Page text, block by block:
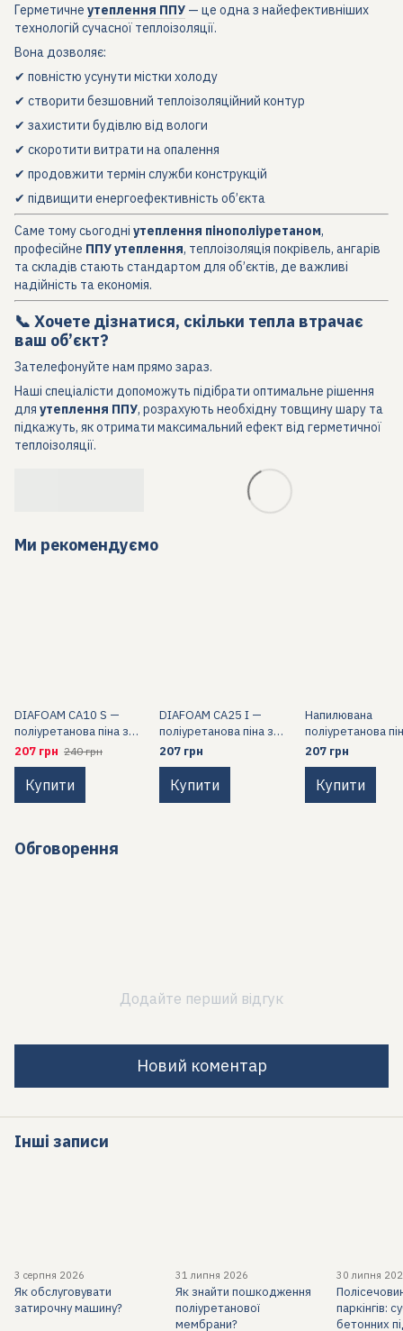
Герметичне утеплення ППУ — це одна з найефективніших
технологій сучасної теплоізоляції.
Вона дозволяє:
✔ повністю усунути містки холоду
✔ створити безшовний теплоізоляційний контур
✔ захистити будівлю від вологи
✔ скоротити витрати на опалення
✔ продовжити термін служби конструкцій
✔ підвищити енергоефективність об’єкта
Саме тому сьогодні утеплення пінополіуретаном,
професійне ППУ утеплення, теплоізоляція покрівель, ангарів
та складів стають стандартом для об’єктів, де важливі
надійність та економія.
📞 Хочете дізнатися, скільки тепла втрачає
ваш об’єкт?
Зателефонуйте нам прямо зараз.
Наші спеціалісти допоможуть підібрати оптимальне рішення
для утеплення ППУ, розрахують необхідну товщину шару та
підкажуть, як отримати максимальний ефект від герметичної
теплоізоляції.
Ми рекомендуємо
DIAFOAM CA10 S —
поліуретанова піна з
відкритими комірками
для напилення
207 грн 240 грн
Купити
DIAFOAM CA25 I —
поліуретанова піна з
відкритими комірками
для задувних
застосувань
207 грн
Купити
Напилювана
поліуретанова
середньої
кг/м³ WHITECHEM
240 для
конструкцій
207 грн
Купити
Обговорення
Додайте перший відгук
Новий коментар
Інші записи
3 серпня 2026
Як обслуговувати
затирочну машину?
31 липня 2026
Як знайти пошкодження
поліуретанової
мембрани?
30 липня
паркінгів:
бетонних